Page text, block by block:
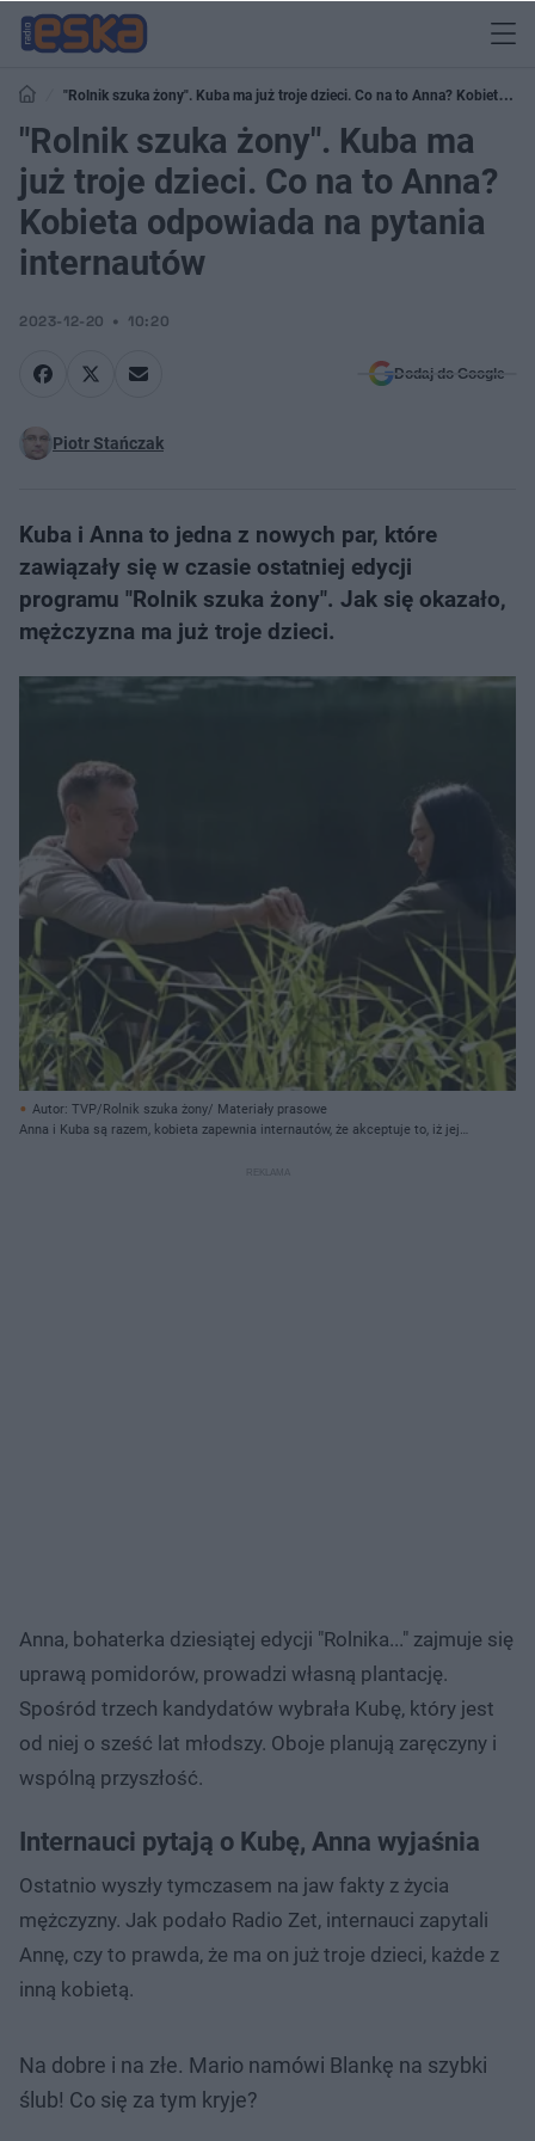
"Rolnik szuka żony". Kuba ma już troje dzieci. Co na to Anna? Kobieta
odpowiada na pytania internautów
"Rolnik szuka żony". Kuba ma
już troje dzieci. Co na to Anna?
Kobieta odpowiada na pytania
internautów
2023-12-20 10:20
Dodaj do Google
Piotr Stańczak
Kuba i Anna to jedna z nowych par, które
zawiązały się w czasie ostatniej edycji
programu "Rolnik szuka żony". Jak się okazało,
mężczyzna ma już troje dzieci.
Autor: TVP/Rolnik szuka żony/ Materiały prasowe
Anna i Kuba są razem, kobieta zapewnia internautów, że akceptuje to, iż jej
Anna, bohaterka dziesiątej edycji "Rolnika..." zajmuje się
uprawą pomidorów, prowadzi własną plantację.
Spośród trzech kandydatów wybrała Kubę, który jest
od niej o sześć lat młodszy. Oboje planują zaręczyny i
wspólną przyszłość.
Internauci pytają o Kubę, Anna wyjaśnia
Ostatnio wyszły tymczasem na jaw fakty z życia
mężczyzny. Jak podało Radio Zet, internauci zapytali
Annę, czy to prawda, że ma on już troje dzieci, każde z
inną kobietą.
Na dobre i na złe. Mario namówi Blankę na szybki
ślub! Co się za tym kryje?